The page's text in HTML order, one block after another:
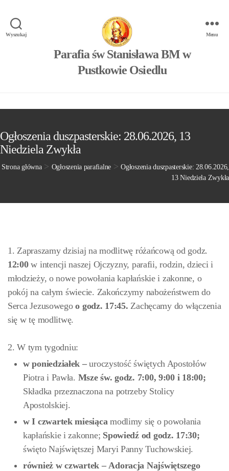
Wyszukaj
Parafia św Stanisława BM w
Pustkowie Osiedlu
Menu
Ogłoszenia duszpasterskie: 28.06.2026, 13
Niedziela Zwykła
Strona główna> Ogłoszenia parafialne >Ogłoszenia duszpasterskie: 28.06.2026,
13 Niedziela Zwykła
1. Zapraszamy dzisiaj na modlitwę różańcową od godz.
12:00w intencji naszej Ojczyzny, parafii, rodzin, dzieci i
młodzieży, o nowe powołania kapłańskie i zakonne, o
pokój na całym świecie. Zakończymy nabożeństwem do
Serca Jezusowegoo godz. 17:45. Zachęcamy do włączenia
się w tę modlitwę.
2. W tym tygodniu:
w poniedziałek –uroczystość świętych Apostołów
Piotra i Pawła. Msze św. godz. 7:00, 9:00 i 18:00;
Składka przeznaczona na potrzeby Stolicy
Apostolskiej.
w I czwartek miesiącamodlimy się o powołania
kapłańskie i zakonne; Spowiedź od godz. 17:30;
święto Najświętszej Maryi Panny Tuchowskiej.
również w czwartek – Adoracja Najświętszego